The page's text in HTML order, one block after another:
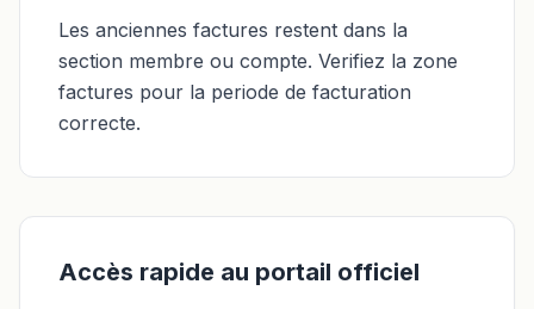
Les anciennes factures restent dans la
section membre ou compte. Verifiez la zone
factures pour la periode de facturation
correcte.
Accès rapide au portail officiel